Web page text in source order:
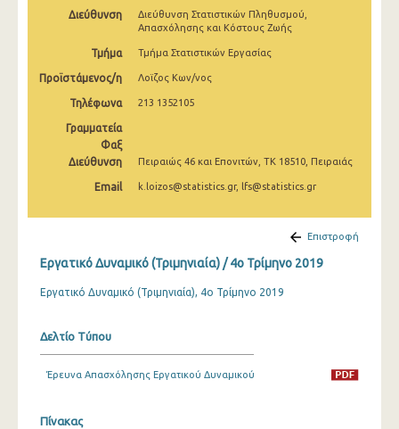
4o Τρίμηνο 2021
3o Τρίμηνο 2021
2o Τρίμηνο 2021
4o Τρίμηνο 2020
3o Τρίμηνο 2020
2o Τρίμηνο 2019
1o Τρίμηνο 2019
Διεύθυνση
Διεύθυνση Στατιστικών Πληθυσμού,
Απασχόλησης και Κόστους Ζωής
Τμήμα Τμήμα Στατιστικών Εργασίας
Προϊστάμενος/η Λοϊζος Κων/νος
Τηλέφωνα 213 1352105
Γραμματεία
Φαξ
Διεύθυνση
Πειραιώς 46 και Επονιτών, ΤΚ 18510, Πειραιάς
Email k.loizos@statistics.gr, lfs@statistics.gr
Επιστροφή
Εργατικό Δυναμικό (Τριμηνιαία) / 4o Τρίμηνο 2019
Εργατικό Δυναμικό (Τριμηνιαία), 4ο Τρίμηνο 2019
Δελτίο Τύπου
Έρευνα Απασχόλησης Εργατικού Δυναμικού
Πίνακας